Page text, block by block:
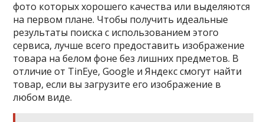
фото которых хорошего качества или выделяются
на первом плане. Чтобы получить идеальные
результаты поиска с использованием этого
сервиса, лучше всего предоставить изображение
товара на белом фоне без лишних предметов. В
отличие от TinEye, Google и Яндекс смогут найти
товар, если вы загрузите его изображение в
любом виде.